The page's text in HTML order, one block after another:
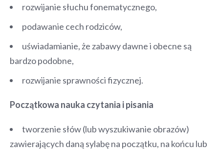
rozwijanie słuchu fonematycznego,
podawanie cech rodziców,
uświadamianie, że zabawy dawne i obecne są
bardzo podobne,
rozwijanie sprawności fizycznej.
Początkowa nauka czytania i pisania
tworzenie słów (lub wyszukiwanie obrazów)
zawierających daną sylabę na początku, na końcu lub